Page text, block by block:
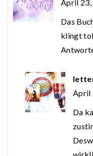
April 23,
Das
klingt
April
Da